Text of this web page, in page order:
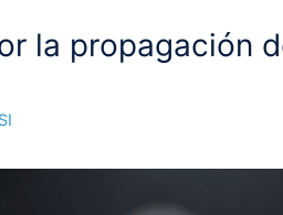
la propagación